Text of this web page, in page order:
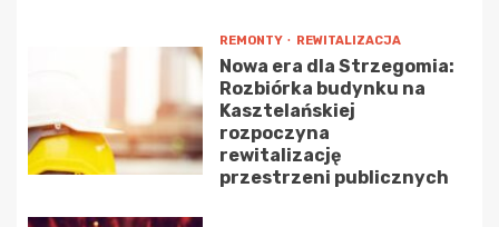
REMONTY REWITALIZACJA
Nowa era dla Strzegomia:
Rozbiórka budynku na
Kasztelańskiej
rozpoczyna
rewitalizację
przestrzeni publicznych